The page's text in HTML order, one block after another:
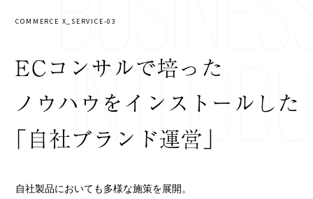
COMMERCE X_SERVICE-03
自社製品においても多様な施策を展開。